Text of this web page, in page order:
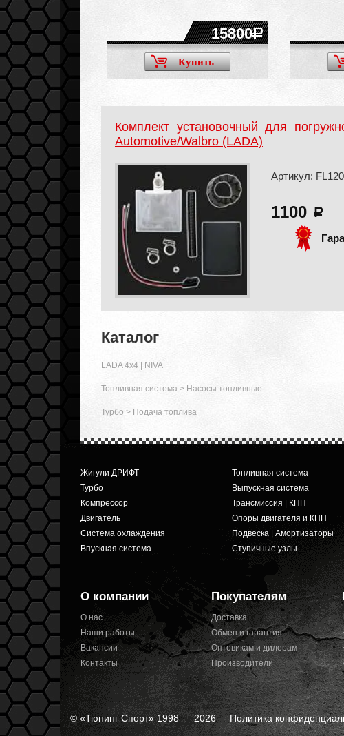
15800
Купить
Комплект установочный для
Automotive/Walbro (LADA)
Артикул:
1100 a
Каталог
LADA 4x4 | NIVA
Топливная система > Насосы топливные
Турбо > Подача топлива
Жигули ДРИФТ
Турбо
Компрессор
Двигатель
Система охлаждения
Впускная система
Топливная система
Выпускная система
Трансмиссия | КПП
Опоры двигателя и КПП
Подвеска | Амортизаторы
Ступичные узлы
О компании
О нас
Наши работы
Вакансии
Контакты
Покупателям
Доставка
Обмен и гарантия
Оптовикам и дилерам
Производители
© «Тюнинг Спорт» 1998 — 2026Политика